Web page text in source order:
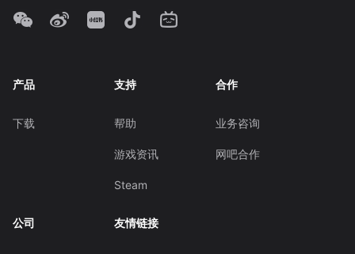
产品
下载
支持
帮助
游戏资讯
Steam
合作
业务咨询
网吧合作
公司 友情链接